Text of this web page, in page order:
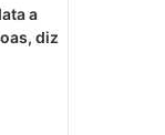
a
diz